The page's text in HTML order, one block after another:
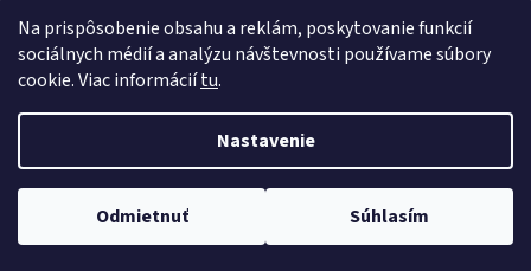
Na prispôsobenie obsahu a reklám, poskytovanie funkcií
sociálnych médií a analýzu návštevnosti používame súbory
cookie. Viac informáciítu.
Nastavenie
Odmietnuť Súhlasím
Copyright 2026Raj Bazénov. Všetky práva vyhradené.Upraviť